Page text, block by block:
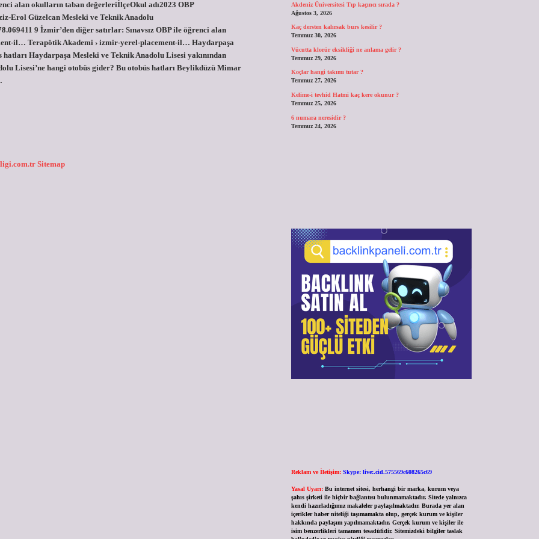
alan okulların taban değerleriİlçeOkul adı2023 OBP
Erol Güzelcan Mesleki ve Teknik Anadolu
9 İzmir’den diğer satırlar: Sınavsız OBP ile öğrenci alan
il… Terapötik Akademi › izmir-yerel-placement-il… Haydarpaşa
Haydarpaşa Mesleki ve Teknik Anadolu Lisesi yakınından
Lisesi’ne hangi otobüs gider? Bu otobüs hatları Beylikdüzü Mimar
Sitemap
Akdeniz Üniversitesi Tıp kaçıncı sırada ?
Ağustos 3, 2026
Kaç dersten kalırsak burs kesilir ?
Temmuz 30, 2026
Vücutta klorür eksikliği ne anlama gelir ?
Temmuz 29, 2026
Koçlar hangi takımı tutar ?
Temmuz 27, 2026
Kelime-i tevhid Hatmi kaç kere okunur ?
Temmuz 25, 2026
6 numara neresidir ?
Temmuz 24, 2026
Reklam ve İletişim: Skype: live:.cid.575569c608265c69
Yasal Uyarı: Bu internet sitesi, herhangi bir marka, kurum veya
şahıs şirketi ile hiçbir bağlantısı bulunmamaktadır. Sitede yalnızca
kendi hazırladığımız makaleler paylaşılmaktadır. Burada yer alan
içerikler haber niteliği taşımamakta olup, gerçek kurum ve kişiler
hakkında paylaşım yapılmamaktadır. Gerçek kurum ve kişiler ile
isim benzerlikleri tamamen tesadüfidir. Sitemizdeki bilgiler taslak